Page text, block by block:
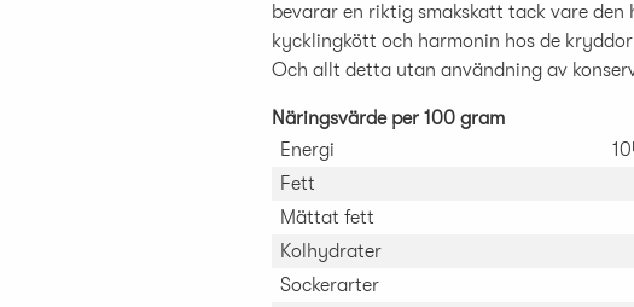
bevarar en riktig smakskatt tack vare den
kycklingkött och harmonin hos de
Och allt detta utan användning av
Näringsvärde per 100 gram
Energi
Fett
Mättat fett
Kolhydrater
Sockerarter